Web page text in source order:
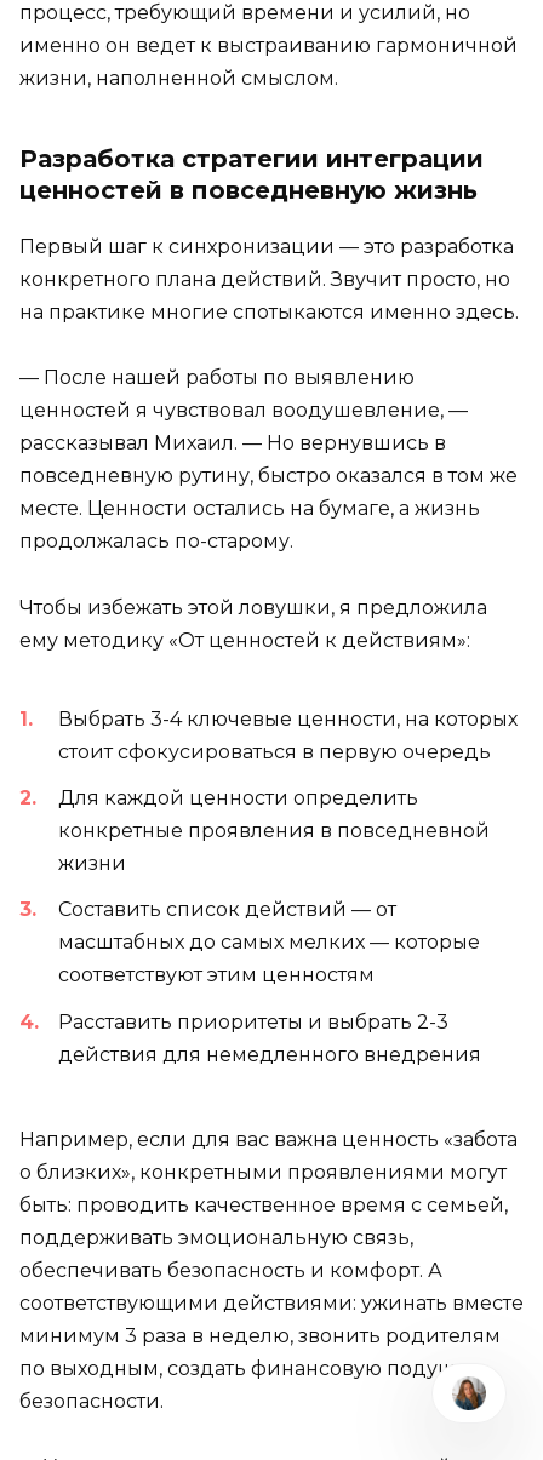
процесс, требующий времени и усилий, но
именно он ведет к выстраиванию гармоничной
жизни, наполненной смыслом.
Разработка стратегии интеграции
ценностей в повседневную жизнь
Первый шаг к синхронизации — это разработка
конкретного плана действий. Звучит просто, но
на практике многие спотыкаются именно здесь.
— После нашей работы по выявлению
ценностей я чувствовал воодушевление, —
рассказывал Михаил. — Но вернувшись в
повседневную рутину, быстро оказался в том же
месте. Ценности остались на бумаге, а жизнь
продолжалась по-старому.
Чтобы избежать этой ловушки, я предложила
ему методику «От ценностей к действиям»:
Выбрать 3-4 ключевые ценности, на которых
стоит сфокусироваться в первую очередь
Для каждой ценности определить
конкретные проявления в повседневной
жизни
Составить список действий — от
масштабных до самых мелких — которые
соответствуют этим ценностям
Расставить приоритеты и выбрать 2-3
действия для немедленного внедрения
Например, если для вас важна ценность «забота
о близких», конкретными проявлениями могут
быть: проводить качественное время с семьей,
поддерживать эмоциональную связь,
обеспечивать безопасность и комфорт. А
соответствующими действиями: ужинать вместе
минимум 3 раза в неделю, звонить родителям
по выходным, создать финансовую подушку
безопасности.